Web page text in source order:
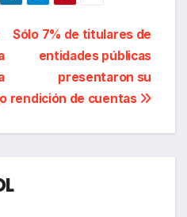
Sólo 7% de titulares de
entidades públicas
presentaron su
rendición de cuentas